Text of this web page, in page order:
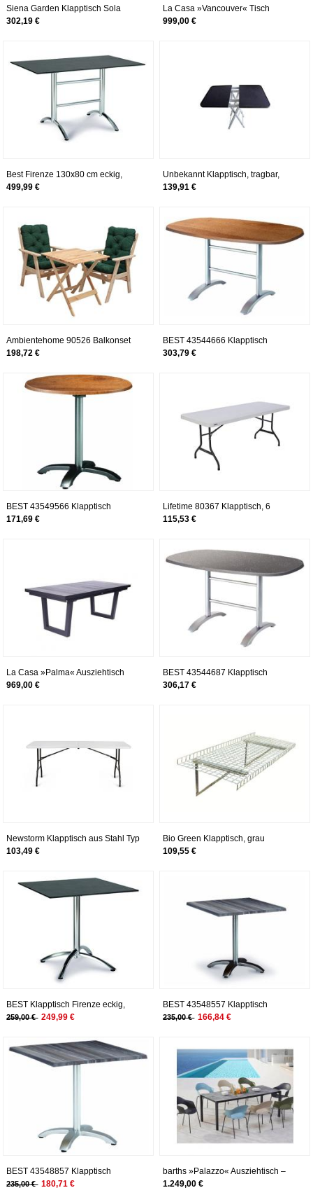
Siena Garden Klapptisch Sola
160x90cm silber
302,19 €
La Casa »Vancouver« Tisch
ausziehbar
999,00 €
Best Firenze 130x80 cm eckig,
Silber/Marmor Klapptisch, 80 x 130
499,99 €
Unbekannt Klapptisch, tragbar,
Expo, 75 x 50 x 71
139,91 €
Ambientehome 90526 Balkonset
verstellbarer Hochlehner Stuhl
Klapptisch natur 65x65 cm 5-teilig
198,72 €
BEST 43544666 Klapptisch
Maestro oval 146 x 94 cm,
303,79 €
BEST 43549566 Klapptisch
Maestro rund, Durchmesser 90 cm,
171,69 €
Lifetime 80367 Klapptisch, 6
Standfüße (1,8 m), granitweiß
115,53 €
La Casa »Palma« Ausziehtisch
969,00 €
BEST 43544687 Klapptisch
Maestro oval 146 x 94 cm, silber /
306,17 €
Newstorm Klapptisch aus Stahl Typ
Koffer OSKAR180, Umschlag weiß
103,49 €
Bio Green Klapptisch, grau
109,55 €
BEST Klapptisch Firenze eckig,
silber/ardesia, 80 x 80 x 73 cm,
259,00 € 249,99 €
BEST 43548557 Klapptisch
Maestro quadratisch 80 x 80 cm,
235,00 € 166,84 €
BEST 43548857 Klapptisch
Maestro quadratisch 80 x 80 cm,
235,00 € 180,71 €
barths »Palazzo« Ausziehtisch –
erhältlich in 2 Größen
1.249,00 €